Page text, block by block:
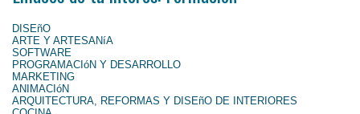
DISEñO
ARTE Y ARTESANíA
SOFTWARE
PROGRAMACIóN Y DESARROLLO
MARKETING
ANIMACIóN
ARQUITECTURA, REFORMAS Y DISEñO DE INTERIORES